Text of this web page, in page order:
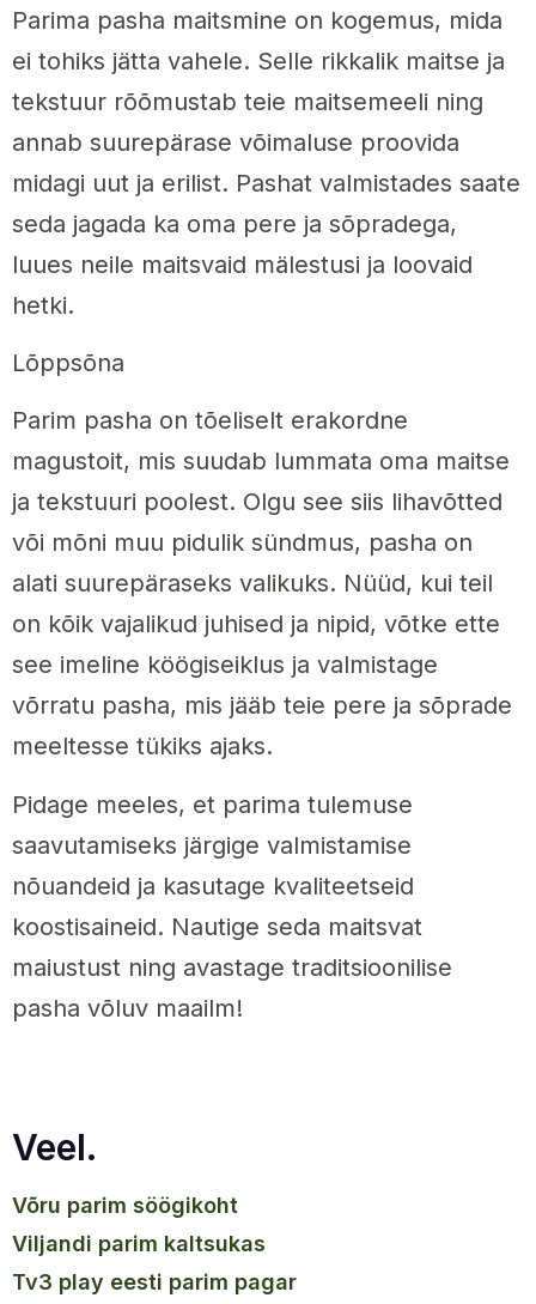
Parima pasha maitsmine on kogemus, mida
ei tohiks jätta vahele. Selle rikkalik maitse ja
tekstuur rõõmustab teie maitsemeeli ning
annab suurepärase võimaluse proovida
midagi uut ja erilist. Pashat valmistades saate
seda jagada ka oma pere ja sõpradega,
luues neile maitsvaid mälestusi ja loovaid
hetki.
Lõppsõna
Parim pasha on tõeliselt erakordne
magustoit, mis suudab lummata oma maitse
ja tekstuuri poolest. Olgu see siis lihavõtted
või mõni muu pidulik sündmus, pasha on
alati suurepäraseks valikuks. Nüüd, kui teil
on kõik vajalikud juhised ja nipid, võtke ette
see imeline köögiseiklus ja valmistage
võrratu pasha, mis jääb teie pere ja sõprade
meeltesse tükiks ajaks.
Pidage meeles, et parima tulemuse
saavutamiseks järgige valmistamise
nõuandeid ja kasutage kvaliteetseid
koostisaineid. Nautige seda maitsvat
maiustust ning avastage traditsioonilise
pasha võluv maailm!
Veel.
võru parim söögikoht
viljandi parim kaltsukas
tv3 play eesti parim pagar